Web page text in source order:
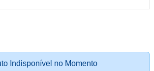
Indisponível no Momento